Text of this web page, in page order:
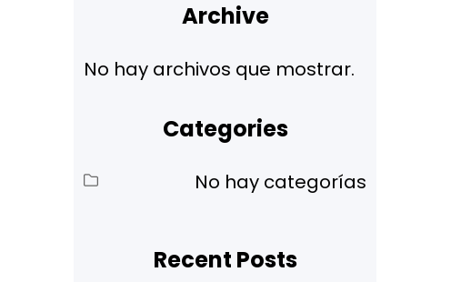
Archive
No hay archivos que mostrar.
Categories
No hay categorías
Recent Posts